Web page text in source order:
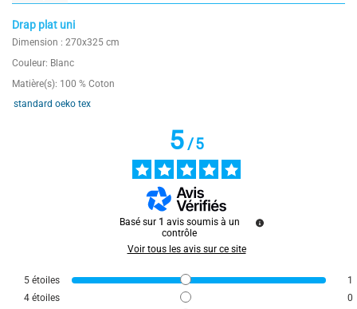
Drap plat uni
Dimension : 270x325 cm
Couleur: Blanc
Matière(s): 100 % Coton
270x325
5
Basé sur1 avis soumis à un
contrôle
Voir tous les avis sur ce site
4 étoiles
0
3 étoiles
0
standard oeko tex
5/5
Basé sur 1 avis soumis à un
contrôle
Voir tous les avis sur ce site
5 étoiles
1
4 étoiles
0